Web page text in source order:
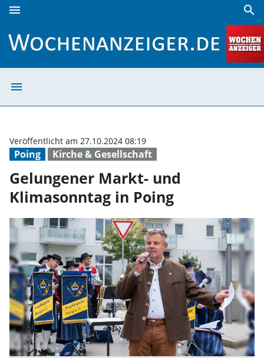
menu search
menu
Poing Kirche & Gesellschaft
Veröffentlicht am 27.10.2024 08:19
Gelungener Markt- und
Klimasonntag in Poing